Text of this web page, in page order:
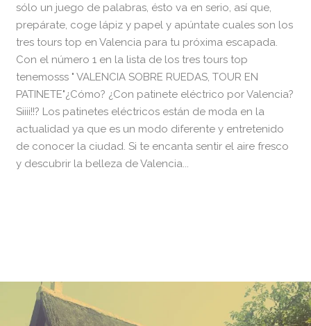
sólo un juego de palabras, ésto va en serio, así que,
prepárate, coge lápiz y papel y apúntate cuales son los
tres tours top en Valencia para tu próxima escapada.
Con el número 1 en la lista de los tres tours top
tenemosss " VALENCIA SOBRE RUEDAS, TOUR EN
PATINETE"¿Cómo? ¿Con patinete eléctrico por Valencia?
Siiii!!? Los patinetes eléctricos están de moda en la
actualidad ya que es un modo diferente y entretenido
de conocer la ciudad. Si te encanta sentir el aire fresco
y descubrir la belleza de Valencia...